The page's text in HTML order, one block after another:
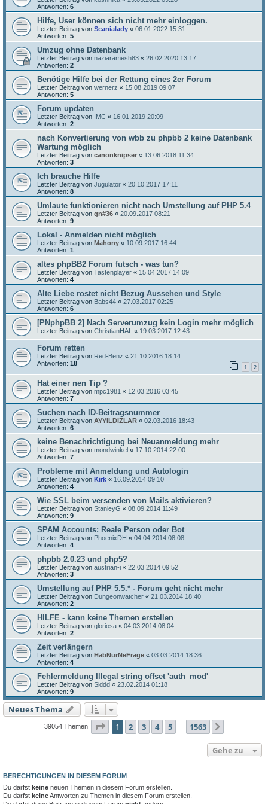
Antworten: 6
Hilfe, User können sich nicht mehr einloggen.
Letzter Beitrag von Scanialady « 06.01.2022 15:31
Antworten: 5
Umzug ohne Datenbank
Letzter Beitrag von naziaramesh83 « 26.02.2020 13:17
Antworten: 2
Benötige Hilfe bei der Rettung eines 2er Forum
Letzter Beitrag von wernerz « 15.08.2019 09:07
Antworten: 5
Forum updaten
Letzter Beitrag von IMC « 16.01.2019 20:09
Antworten: 2
nach Konvertierung von wbb zu phpbb 2 keine Datenbank
Wartung möglich
Letzter Beitrag von canonknipser « 13.06.2018 11:34
Antworten: 3
Ich brauche Hilfe
Letzter Beitrag von Jugulator « 20.10.2017 17:11
Antworten: 8
Umlaute funktionieren nicht nach Umstellung auf PHP 5.4
Letzter Beitrag von gn#36 « 20.09.2017 08:21
Antworten: 9
Lokal - Anmelden nicht möglich
Letzter Beitrag von Mahony « 10.09.2017 16:44
Antworten: 1
altes phpBB2 Forum futsch - was tun?
Letzter Beitrag von Tastenplayer « 15.04.2017 14:09
Antworten: 4
Alte Liebe rostet nicht Bezug Aussehen und Style
Letzter Beitrag von Babs44 « 27.03.2017 02:25
Antworten: 6
[PNphpBB 2] Nach Serverumzug kein Login mehr möglich
Letzter Beitrag von ChristianHAL « 19.03.2017 12:43
Forum retten
Letzter Beitrag von Red-Benz « 21.10.2016 18:14
Antworten: 18 1 2
Hat einer nen Tip ?
Letzter Beitrag von mpc1981 « 12.03.2016 03:45
Antworten: 7
Suchen nach ID-Beitragsnummer
Letzter Beitrag von AYYILDIZLAR « 02.03.2016 18:43
Antworten: 6
keine Benachrichtigung bei Neuanmeldung mehr
Letzter Beitrag von mondwinkel « 17.10.2014 22:00
Antworten: 7
Probleme mit Anmeldung und Autologin
Letzter Beitrag von Kirk « 16.09.2014 09:10
Antworten: 4
Wie SSL beim versenden von Mails aktivieren?
Letzter Beitrag von StanleyG « 08.09.2014 11:49
Antworten: 9
SPAM Accounts: Reale Person oder Bot
Letzter Beitrag von PhoenixDH « 04.04.2014 08:08
Antworten: 4
phpbb 2.0.23 und php5?
Letzter Beitrag von austrian-i « 22.03.2014 09:52
Antworten: 3
Umstellung auf PHP 5.5.* - Forum geht nicht mehr
Letzter Beitrag von Dungeonwatcher « 21.03.2014 18:40
Antworten: 2
HILFE - kann keine Themen erstellen
Letzter Beitrag von gloriosa « 04.03.2014 08:04
Antworten: 2
Zeit verlängern
Letzter Beitrag von HabNurNeFrage « 03.03.2014 18:36
Antworten: 4
Fehlermeldung Illegal string offset 'auth_mod'
Letzter Beitrag von Siddd « 23.02.2014 01:18
Antworten: 9
Neues Thema
39054 Themen Seite 1von 1563
1 2 3 4 5 1563
Gehe zu
BERECHTIGUNGEN IN DIESEM FORUM
Du darfst keine neuen Themen in diesem Forum erstellen.
Du darfst keineAntworten zu Themen in diesem Forum erstellen.